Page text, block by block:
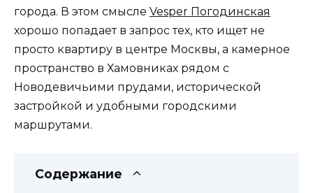
города. В этом смысле Vesper Погодинская
хорошо попадает в запрос тех, кто ищет не
просто квартиру в центре Москвы, а камерное
пространство в Хамовниках рядом с
Новодевичьими прудами, исторической
застройкой и удобными городскими
маршрутами.
Содержание